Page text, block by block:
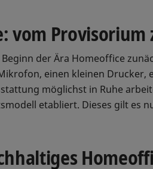
vom
Beginn der Ära Homeoffice
einen kleinen
möglichst in Ruhe
etabliert. Dieses gilt es